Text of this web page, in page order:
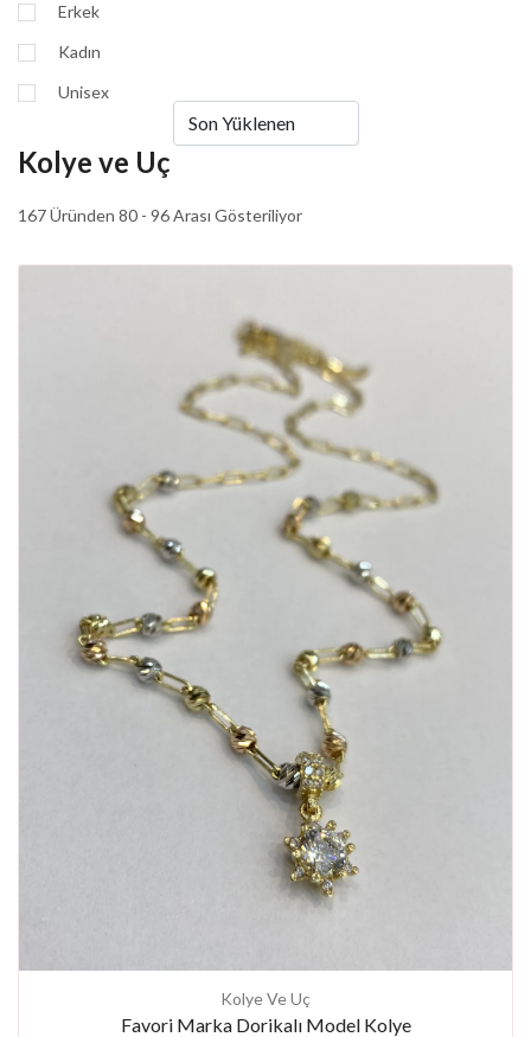
Erkek
Kadın
Unisex
Kolye ve Uç
167 Üründen 80 - 96 Arası Gösteriliyor
Kolye Ve Uç
Favori Marka Dorikalı Model Kolye